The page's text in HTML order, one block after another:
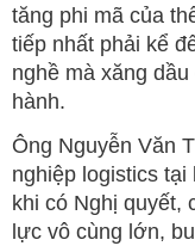
tăng phi mã của
tiếp nhất phải kể
nghề mà xăng
hành.
Ông Nguyễn Văn
nghiệp logistics
khi có Nghị quyết,
lực vô cùng lớn,